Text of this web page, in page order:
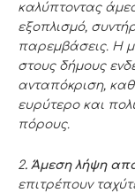
καλύπτοντας
εξοπλισμό,
παρεμβάσεις. Η
στους δήμους
ανταπόκριση,
ευρύτερο και
πόρους.
2. Άμεση λήψη
επιτρέπουν